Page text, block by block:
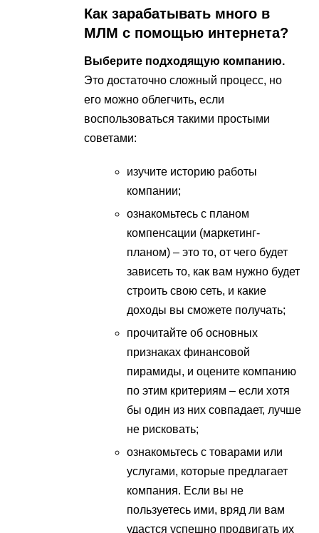
Как зарабатывать много в
МЛМ с помощью интернета?
Выберите подходящую компанию.
Это достаточно сложный процесс, но
его можно облегчить, если
воспользоваться такими простыми
советами:
изучите историю работы
компании;
ознакомьтесь с планом
компенсации (маркетинг-
планом) – это то, от чего будет
зависеть то, как вам нужно будет
строить свою сеть, и какие
доходы вы сможете получать;
прочитайте об основных
признаках финансовой
пирамиды, и оцените компанию
по этим критериям – если хотя
бы один из них совпадает, лучше
не рисковать;
ознакомьтесь с товарами или
услугами, которые предлагает
компания. Если вы не
пользуетесь ими, вряд ли вам
удастся успешно продвигать их